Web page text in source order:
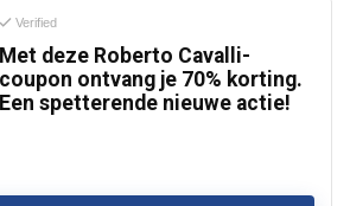
Verified
Met deze Roberto Cavalli-
coupon ontvang je 70% korting.
Een spetterende nieuwe actie!